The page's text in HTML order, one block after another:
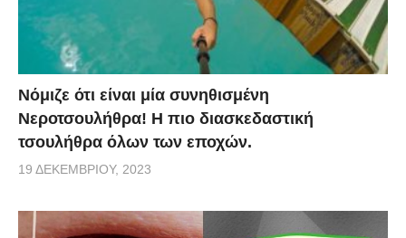
Νόμιζε ότι είναι μία συνηθισμένη
Νεροτσουλήθρα! Η πιο διασκεδαστική
τσουλήθρα όλων των εποχών.
19 ΔΕΚΕΜΒΡΊΟΥ, 2023